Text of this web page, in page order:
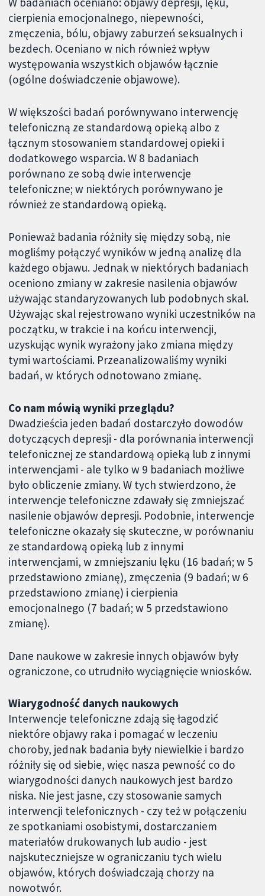
cierpienia emocjonalnego, niepewności,
zmęczenia, bólu, objawy zaburzeń seksualnych i
bezdech. Oceniano w nich również wpływ
występowania wszystkich objawów łącznie
(ogólne doświadczenie objawowe).
W większości badań porównywano interwencję
telefoniczną ze standardową opieką albo z
łącznym stosowaniem standardowej opieki i
dodatkowego wsparcia. W 8 badaniach
porównano ze sobą dwie interwencje
telefoniczne; w niektórych porównywano je
również ze standardową opieką.
Ponieważ badania różniły się między sobą, nie
mogliśmy połączyć wyników w jedną analizę dla
każdego objawu. Jednak w niektórych badaniach
oceniono zmiany w zakresie nasilenia objawów
używając standaryzowanych lub podobnych skal.
Używając skal rejestrowano wyniki uczestników na
początku, w trakcie i na końcu interwencji,
uzyskując wynik wyrażony jako zmiana między
tymi wartościami. Przeanalizowaliśmy wyniki
badań, w których odnotowano zmianę.
Co nam mówią wyniki przeglądu?
Dwadzieścia jeden badań dostarczyło dowodów
dotyczących depresji - dla porównania interwencji
telefonicznej ze standardową opieką lub z innymi
interwencjami - ale tylko w 9 badaniach możliwe
było obliczenie zmiany. W tych stwierdzono, że
interwencje telefoniczne zdawały się zmniejszać
nasilenie objawów depresji. Podobnie, interwencje
telefoniczne okazały się skuteczne, w porównaniu
ze standardową opieką lub z innymi
interwencjami, w zmniejszaniu lęku (16 badań; w 5
przedstawiono zmianę), zmęczenia (9 badań; w 6
przedstawiono zmianę) i cierpienia
emocjonalnego (7 badań; w 5 przedstawiono
zmianę).
Dane naukowe w zakresie innych objawów były
ograniczone, co utrudniło wyciągnięcie wniosków.
Wiarygodność danych naukowych
Interwencje telefoniczne zdają się łagodzić
niektóre objawy raka i pomagać w leczeniu
choroby, jednak badania były niewielkie i bardzo
różniły się od siebie, więc nasza pewność co do
wiarygodności danych naukowych jest bardzo
niska. Nie jest jasne, czy stosowanie samych
interwencji telefonicznych - czy też w połączeniu
ze spotkaniami osobistymi, dostarczaniem
materiałów drukowanych lub audio - jest
najskuteczniejsze w ograniczaniu tych wielu
objawów, których doświadczają chorzy na
nowotwór.